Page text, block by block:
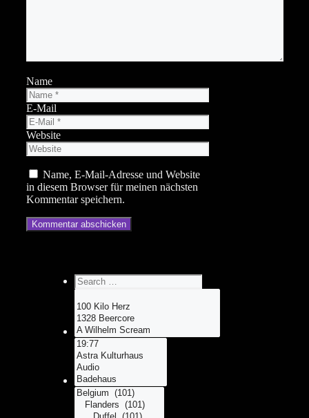
Name
E-Mail
Website
Name, E-Mail-Adresse und Website
in diesem Browser für meinen nächsten
Kommentar speichern.